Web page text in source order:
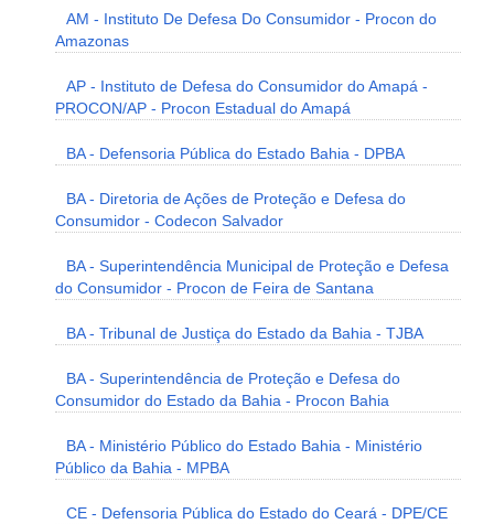
AM - Instituto De Defesa Do Consumidor - Procon do
Amazonas
AP - Instituto de Defesa do Consumidor do Amapá -
PROCON/AP - Procon Estadual do Amapá
BA - Defensoria Pública do Estado Bahia - DPBA
BA - Diretoria de Ações de Proteção e Defesa do
Consumidor - Codecon Salvador
BA - Superintendência Municipal de Proteção e Defesa
do Consumidor - Procon de Feira de Santana
BA - Tribunal de Justiça do Estado da Bahia - TJBA
BA - Superintendência de Proteção e Defesa do
Consumidor do Estado da Bahia - Procon Bahia
BA - Ministério Público do Estado Bahia - Ministério
Público da Bahia - MPBA
CE - Defensoria Pública do Estado do Ceará - DPE/CE